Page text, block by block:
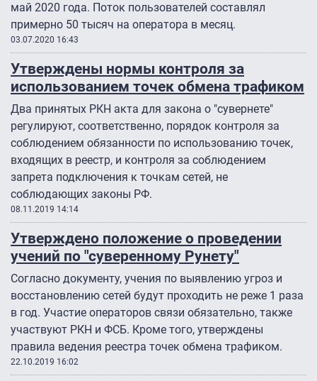
май 2020 года. Поток пользователей составлял
примерно 50 тысяч на оператора в месяц.
03.07.2020 16:43
Утверждены нормы контроля за
использованием точек обмена трафиком
Два принятых РКН акта для закона о "сувернете"
регулируют, соответственно, порядок контроля за
соблюдением обязанности по использованию точек,
входящих в реестр, и контроля за соблюдением
запрета подключения к точкам сетей, не
соблюдающих законы РФ.
08.11.2019 14:14
Утверждено положение о проведении
учений по "суверенному Рунету"
Согласно документу, учения по выявлению угроз и
восстановлению сетей будут проходить не реже 1 раза
в год. Участие операторов связи обязательно, также
участвуют РКН и ФСБ. Кроме того, утверждены
правила ведения реестра точек обмена трафиком.
22.10.2019 16:02